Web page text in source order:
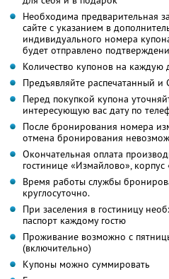
Необходима предварительная
сайте с указанием в
индивидуального номера
будет отправлено
Количество купонов на каждую
Предъявляйте распечатанный
Перед покупкой купона
интересующую вас дату по
После бронирования номера
отмена бронирования
Окончательная оплата
гостинице «Измайлово»,
Время работы службы
круглосуточно.
При заселения в гостиницу
паспорт каждому гостю
Проживание возможно с
(включительно)
Купоны можно суммировать